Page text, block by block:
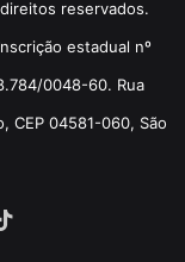
reservados.
estadual nº
0048-60. Rua
CEP 04581-060, São